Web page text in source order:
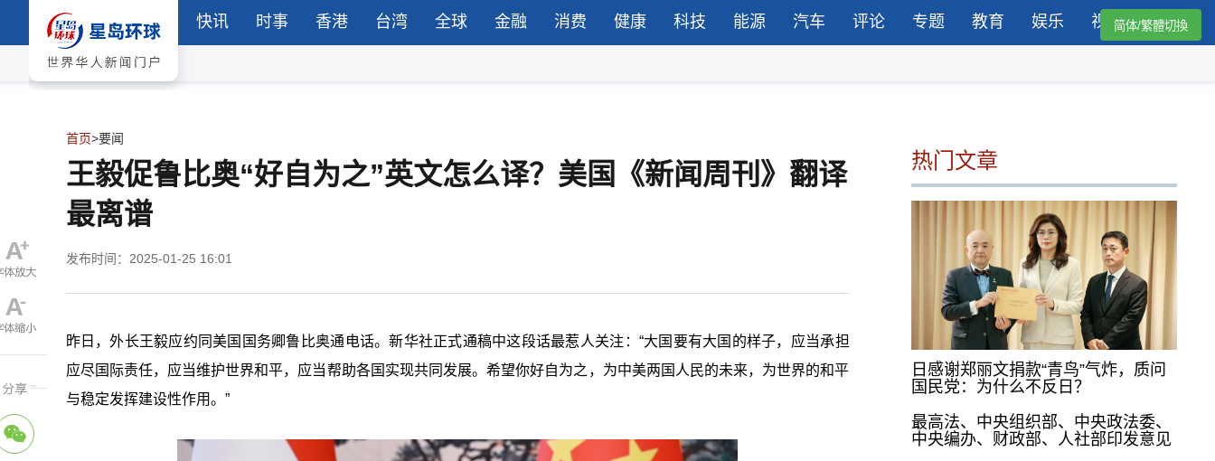
快讯 时事 香港 台湾 全球 金融 消费 健康 科技 能源 汽车 评论 专题 教育 娱乐 视频简体/繁體切換
首页>要闻
王毅促鲁比奥“好自为之”英文怎么译？美国《新闻周刊》翻译
最离谱
发布时间：2025-01-25 16:01
昨日，外长王毅应约同美国国务卿鲁比奥通电话。新华社正式通稿中这段话最惹人关注：“大国要有大国的样子，应当承担
应尽国际责任，应当维护世界和平，应当帮助各国实现共同发展。希望你好自为之，为中美两国人民的未来，为世界的和平
与稳定发挥建设性作用。”
热门文章
日感谢郑丽文捐款“青鸟”气炸，质问
国民党：为什么不反日？
最高法、中央组织部、中央政法委、
中央编办、财政部、人社部印发意见